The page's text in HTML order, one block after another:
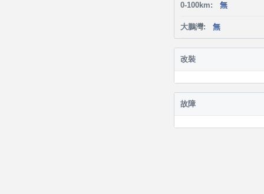
0-100km: 無
大鵬灣: 無
改裝
故障